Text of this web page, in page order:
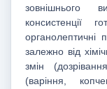
зовнішнього
консистенції
органолептичні
залежно від
змін
(варіння,